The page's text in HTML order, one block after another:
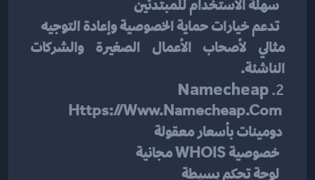
  تدعم خيارات حماية الخصوصية وإعادة التوجيه
الناشئة.
2.
Namecheap
Https://www.namecheap.com
دومينات بأسعار معقولة